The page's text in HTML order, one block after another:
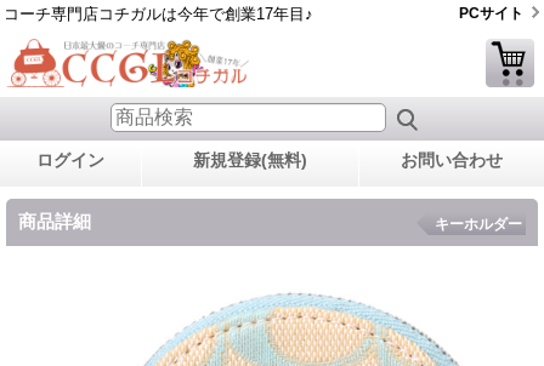
コーチ専門店コチガルは今年で創業17年目♪ PCサイト
ログイン 新規登録(無料) お問い合わせ
商品詳細 キーホルダー